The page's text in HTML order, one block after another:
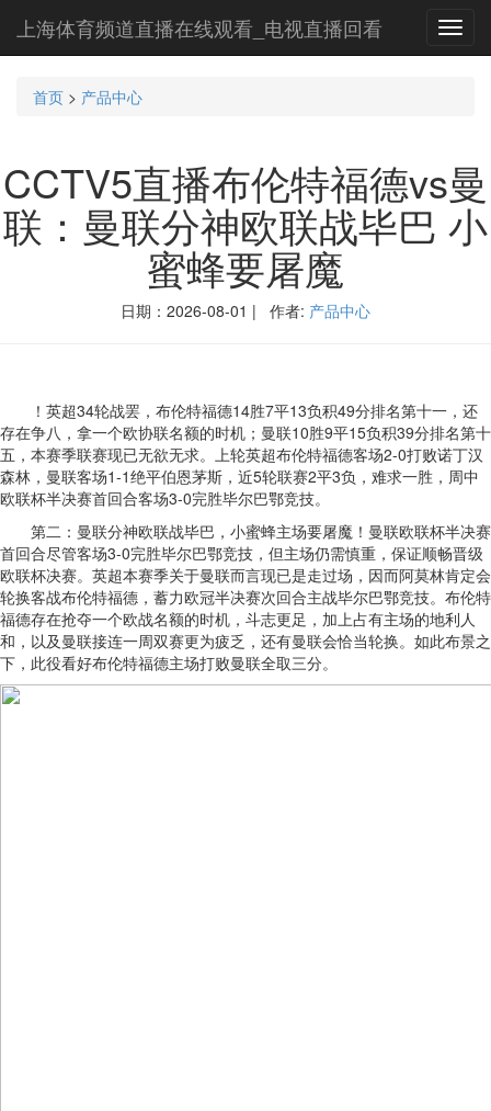
上海体育频道直播在线观看_电视直播回看
首页 > 产品中心
CCTV5直播布伦特福德vs曼
联：曼联分神欧联战毕巴 小
蜜蜂要屠魔
日期：2026-08-01 | 作者: 产品中心
！英超34轮战罢，布伦特福德14胜7平13负积49分排名第十一，还
存在争八，拿一个欧协联名额的时机；曼联10胜9平15负积39分排名第十
五，本赛季联赛现已无欲无求。上轮英超布伦特福德客场2-0打败诺丁汉
森林，曼联客场1-1绝平伯恩茅斯，近5轮联赛2平3负，难求一胜，周中
欧联杯半决赛首回合客场3-0完胜毕尔巴鄂竞技。
第二：曼联分神欧联战毕巴，小蜜蜂主场要屠魔！曼联欧联杯半决赛
首回合尽管客场3-0完胜毕尔巴鄂竞技，但主场仍需慎重，保证顺畅晋级
欧联杯决赛。英超本赛季关于曼联而言现已是走过场，因而阿莫林肯定会
轮换客战布伦特福德，蓄力欧冠半决赛次回合主战毕尔巴鄂竞技。布伦特
福德存在抢夺一个欧战名额的时机，斗志更足，加上占有主场的地利人
和，以及曼联接连一周双赛更为疲乏，还有曼联会恰当轮换。如此布景之
下，此役看好布伦特福德主场打败曼联全取三分。